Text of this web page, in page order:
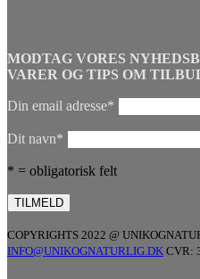
MODTAG VORES
VARER OG TIPS OM
Din email adresse*
Dit navn*
* = obligatorisk felt
COPYRIGHTS 2022 @
INFO@UNIKOGNATURLIG.DK CVR: